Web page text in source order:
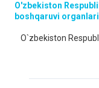
O'zbekiston
boshqaruvi
O`zbekiston